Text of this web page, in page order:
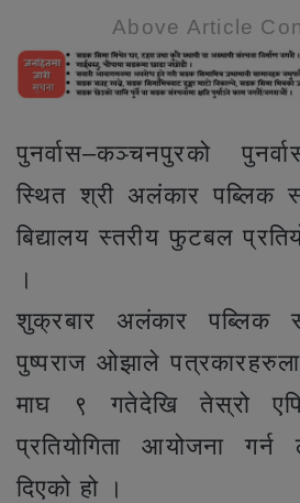
Above Article
पुनर्वास–कञ्चनपुरको
स्थित श्री अलंकार पब्लिक
बिद्यालय स्तरीय फुटबल
।
शुक्रबार अलंकार पब्लिक
पुष्पराज ओझाले
माघ ९ गतेदेखि तेस्रो
प्रतियोगिता आयोजना गर्न
दिएको हो ।